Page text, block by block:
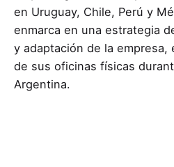
en Uruguay, Chile, Perú y
enmarca en una estrategia
y adaptación de la empresa,
de sus oficinas físicas
Argentina.